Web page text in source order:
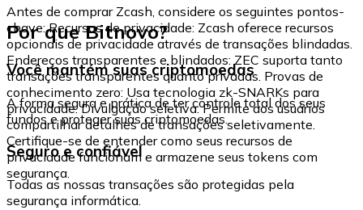
Antes de comprar Zcash, considere os seguintes pontos-
chave: Recursos de privacidade: Zcash oferece recursos
opcionais de privacidade através de transações blindadas.
Endereços transparentes e blindados: ZEC suporta tanto
transações transparentes quanto privadas. Provas de
conhecimento zero: Usa tecnologia zk-SNARKs para
privacidade. Divulgação seletiva: Permite aos usuários
compartilhar detalhes de transações seletivamente.
Certifique-se de entender como seus recursos de
privacidade funcionam e armazene seus tokens com
segurança.
Por que Bitnovo?
Você mantém suas criptomoedas
A forma segura e prática de ter controle total dos seus
fundos e proteger suas criptomoedas.
Seguro e confiável
Todas as nossas transações são protegidas pela
segurança informática.